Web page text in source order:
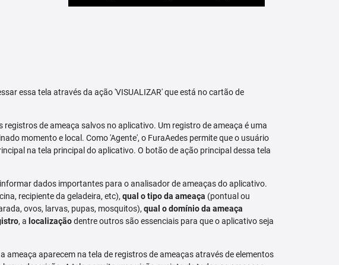
essa tela através da ação 'VISUALIZAR' que está no cartão de
registros de ameaça salvos no aplicativo. Um registro de ameaça é uma
momento e local. Como 'Agente', o FuraAedes permite que o usuário
na tela principal do aplicativo. O botão de ação principal dessa tela
dados importantes para o analisador de ameaças do aplicativo.
recipiente da geladeira, etc),qual o tipo da ameaça (pontual ou
ovos, larvas, pupas, mosquitos),qual o domínio da ameaça
, a localizaçãodentre outros são essenciais para que o aplicativo seja
ameaça aparecem na tela de registros de ameaças através de elementos